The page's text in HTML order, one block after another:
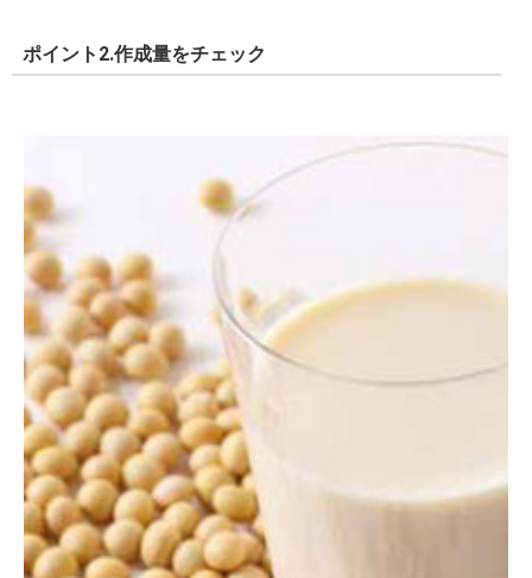
ポイント2.作成量をチェック